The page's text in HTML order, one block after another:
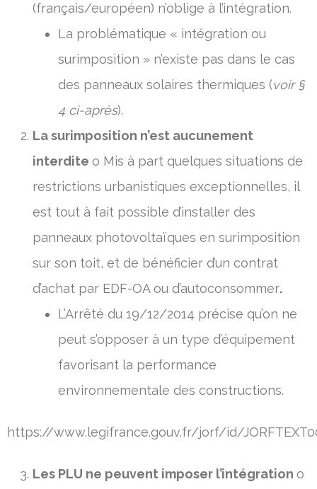
(français/européen) n’oblige à l’intégration.
La problématique « intégration ou
surimposition » n’existe pas dans le cas
des panneaux solaires thermiques (voir §
4 ci-après).
La surimposition n’est aucunement
interdite o Mis à part quelques situations de
restrictions urbanistiques exceptionnelles, il
est tout à fait possible d’installer des
panneaux photovoltaïques en surimposition
sur son toit, et de bénéficier d’un contrat
d’achat par EDF-OA ou d’autoconsommer.
L’Arrêté du 19/12/2014 précise qu’on ne
peut s’opposer à un type d’équipement
favorisant la performance
environnementale des constructions.
https://www.legifrance.gouv.fr/jorf/id/
Les PLU ne peuvent imposer l’intégration o